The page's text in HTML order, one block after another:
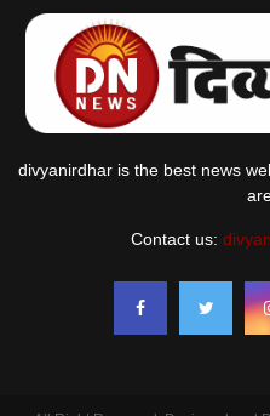
divyanirdhar is the best news
Contact us: